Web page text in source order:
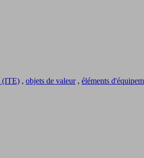
(ITE) , objets de valeur, éléments